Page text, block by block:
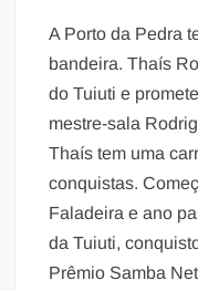
A Porto da Pedra
bandeira. Thaís
do Tuiuti e
mestre-sala
Thaís tem uma
conquistas.
Faladeira e ano
da Tuiuti,
Prêmio Samba